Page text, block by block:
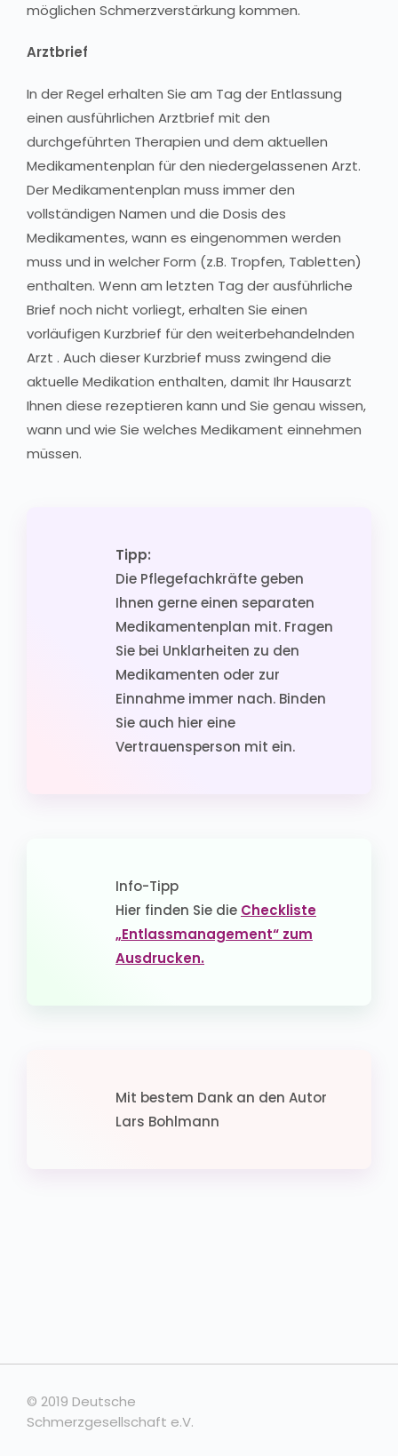
möglichen Schmerzverstärkung kommen.
Arztbrief
In der Regel erhalten Sie am Tag der Entlassung
einen ausführlichen Arztbrief mit den
durchgeführten Therapien und dem aktuellen
Medikamentenplan für den niedergelassenen Arzt.
Der Medikamentenplan muss immer den
vollständigen Namen und die Dosis des
Medikamentes, wann es eingenommen werden
muss und in welcher Form (z.B. Tropfen, Tabletten)
enthalten. Wenn am letzten Tag der ausführliche
Brief noch nicht vorliegt, erhalten Sie einen
vorläufigen Kurzbrief für den weiterbehandelnden
Arzt . Auch dieser Kurzbrief muss zwingend die
aktuelle Medikation enthalten, damit Ihr Hausarzt
Ihnen diese rezeptieren kann und Sie genau wissen,
wann und wie Sie welches Medikament einnehmen
müssen.
Tipp:
Die Pflegefachkräfte geben
Ihnen gerne einen separaten
Medikamentenplan mit. Fragen
Sie bei Unklarheiten zu den
Medikamenten oder zur
Einnahme immer nach. Binden
Sie auch hier eine
Vertrauensperson mit ein.
Info-Tipp
Hier finden Sie die Checkliste
„Entlassmanagement“ zum
Ausdrucken.
Mit bestem Dank an den Autor
Lars Bohlmann
© 2019 Deutsche
Schmerzgesellschaft e.V.